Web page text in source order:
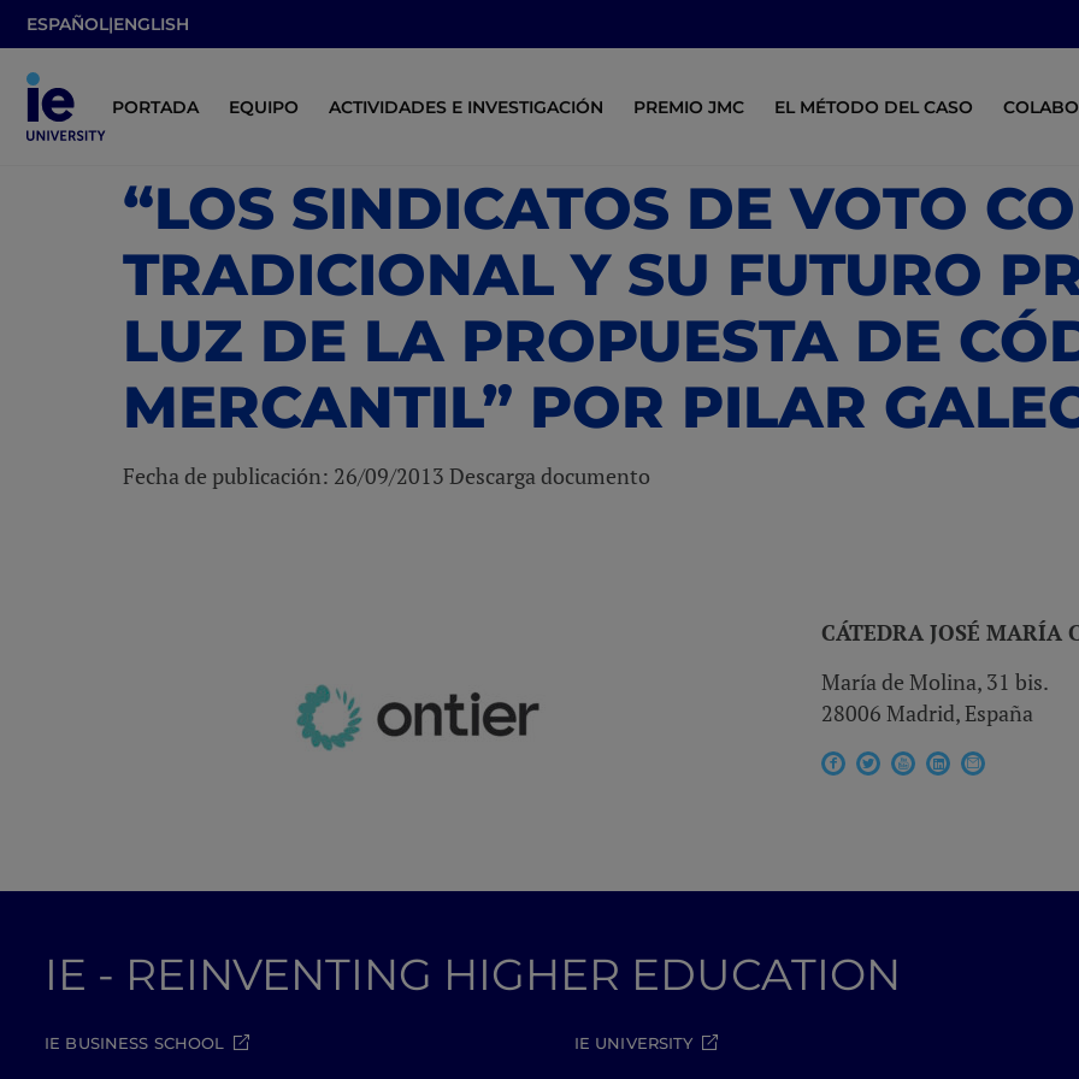
ESPAÑOL|ENGLISH
PORTADA EQUIPO ACTIVIDADES E INVESTIGACIÓN PREMIO JMC EL MÉTODO DEL CASO
“LOS SINDICATOS DE VOTO
TRADICIONAL Y SU FUTURO
LUZ DE LA PROPUESTA DE
MERCANTIL” POR PILAR
Fecha de publicación: 26/09/2013 Descarga documento
CÁTEDRA JOSÉ MARÍA
María de Molina, 31 bis.
28006 Madrid, España
IE - REINVENTING HIGHER EDUCATION
IE BUSINESS SCHOOL IE UNIVERSITY